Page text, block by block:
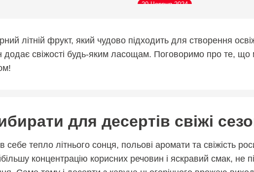
20 Червня 2024
літній фрукт, який чудово підходить для створення
додає свіжості будь-яким ласощам. Поговоримо про те,
для десертів свіжі
себе тепло літнього сонця, польові аромати та свіжість
концентрацію корисних речовин і яскравий смак, не